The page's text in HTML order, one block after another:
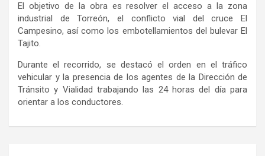
El objetivo de la obra es resolver el acceso a la zona
industrial de Torreón, el conflicto vial del cruce El
Campesino, así como los embotellamientos del bulevar El
Tajito.
Durante el recorrido, se destacó el orden en el tráfico
vehicular y la presencia de los agentes de la Dirección de
Tránsito y Vialidad trabajando las 24 horas del día para
orientar a los conductores.